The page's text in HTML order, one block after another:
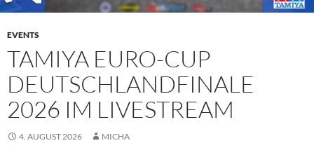
EVENTS
TAMIYA EURO-CUP
DEUTSCHLANDFINALE
2026 IM LIVESTREAM
4. AUGUST 2026 MICHA